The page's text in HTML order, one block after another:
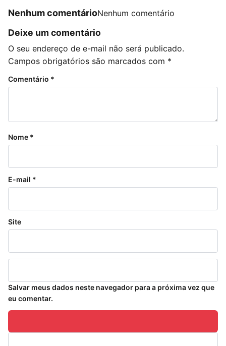
Nenhum comentárioNenhum comentário
Deixe um comentário
O seu endereço de e-mail não será publicado.
Campos obrigatórios são marcados com *
Comentário *
Nome *
E-mail *
Site
Salvar meus dados neste navegador para a próxima vez que
eu comentar.